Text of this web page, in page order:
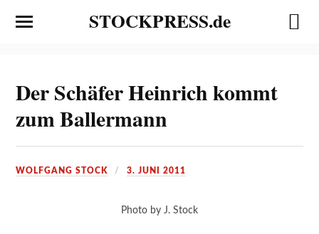
STOCKPRESS.de
Der Schäfer Heinrich kommt
zum Ballermann
WOLFGANG STOCK 3. JUNI 2011
Photo by J. Stock